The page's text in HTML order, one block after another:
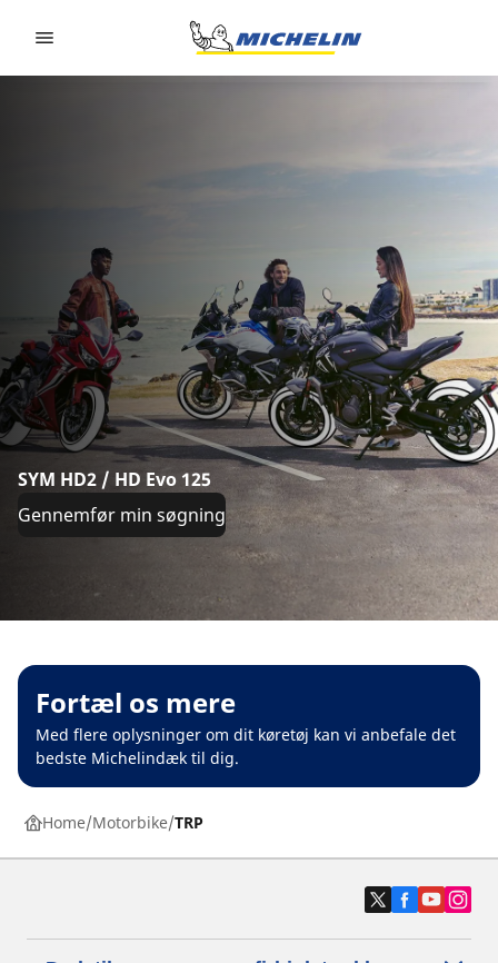
SYM HD2 / HD Evo 125
Gennemfør min søgning
Fortæl os mere
Med flere oplysninger om dit køretøj kan vi anbefale det
bedste Michelindæk til dig.
Home Motorbike TRP